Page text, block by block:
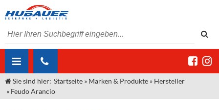
ÜBER UNS
Sie sind hier: Startseite » Marken & Produkte » Hersteller
» Feudo Arancio